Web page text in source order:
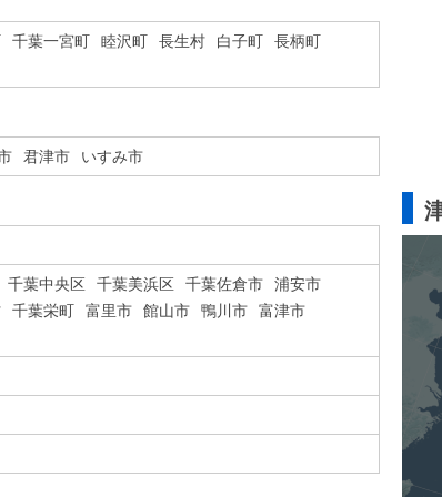
千葉一宮町 睦沢町 長生村 白子町
長柄町
君津市 いすみ市
千葉中央区 千葉美浜区 千葉佐倉市
浦安市
千葉栄町 富里市 館山市 鴨川市
富津市